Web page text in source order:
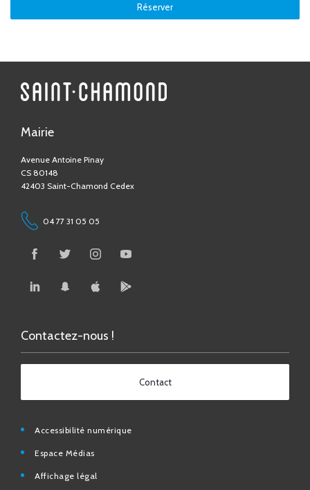
Réserver
Mairie
Avenue Antoine Pinay
CS 80148
42403 Saint-Chamond Cedex
04 77 31 05 05
Contactez-nous !
Contact
Accessibilité numérique
Espace Médias
Affichage légal